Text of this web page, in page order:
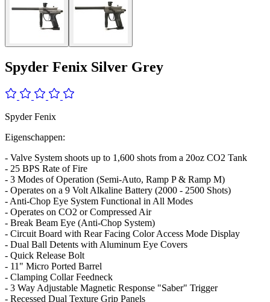
Spyder Fenix Silver Grey
Spyder Fenix
Eigenschappen:
- Valve System shoots up to 1,600 shots from a 20oz CO2 Tank
- 25 BPS Rate of Fire
- 3 Modes of Operation (Semi-Auto, Ramp P & Ramp M)
- Operates on a 9 Volt Alkaline Battery (2000 - 2500 Shots)
- Anti-Chop Eye System Functional in All Modes
- Operates on CO2 or Compressed Air
- Break Beam Eye (Anti-Chop System)
- Circuit Board with Rear Facing Color Access Mode Display
- Dual Ball Detents with Aluminum Eye Covers
- Quick Release Bolt
- 11" Micro Ported Barrel
- Clamping Collar Feedneck
- 3 Way Adjustable Magnetic Response "Saber" Trigger
- Recessed Dual Texture Grip Panels